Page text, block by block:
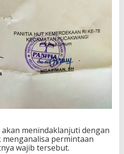
menindaklanjuti dengan
permintaan
wajib tersebut.